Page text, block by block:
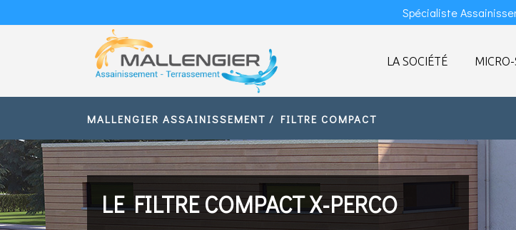
Spécialiste
LA SOCIÉTÉ
MALLENGIER ASSAINISSEMENT / FILTRE COMPACT
LE FILTRE COMPACT X-PERCO